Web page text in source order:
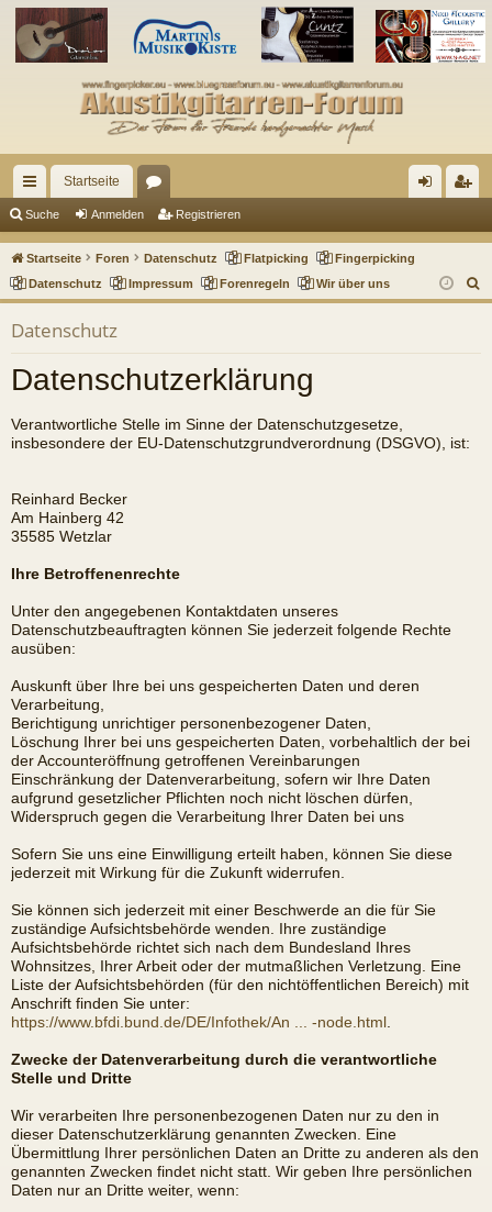
ch
ne
llz
Startseite
en m ist
rie
Suche Anmelden Registrieren
Startseite Foren Datenschutz Flatpicking
Fingerpicking
Datenschutz
Impressum Forenregeln Wir über uns
u
Datenschutz
Datenschutzerklärung
Verantwortliche Stelle im Sinne der Datenschutzgesetze,
insbesondere der EU-Datenschutzgrundverordnung (DSGVO), ist:
Reinhard Becker
Am Hainberg 42
35585 Wetzlar
Ihre Betroffenenrechte
Unter den angegebenen Kontaktdaten unseres
Datenschutzbeauftragten können Sie jederzeit folgende Rechte
ausüben:
Auskunft über Ihre bei uns gespeicherten Daten und deren
Verarbeitung,
Berichtigung unrichtiger personenbezogener Daten,
Löschung Ihrer bei uns gespeicherten Daten, vorbehaltlich der bei
der Accounteröffnung getroffenen Vereinbarungen
Einschränkung der Datenverarbeitung, sofern wir Ihre Daten
aufgrund gesetzlicher Pflichten noch nicht löschen dürfen,
Widerspruch gegen die Verarbeitung Ihrer Daten bei uns
Sofern Sie uns eine Einwilligung erteilt haben, können Sie diese
jederzeit mit Wirkung für die Zukunft widerrufen.
Sie können sich jederzeit mit einer Beschwerde an die für Sie
zuständige Aufsichtsbehörde wenden. Ihre zuständige
Aufsichtsbehörde richtet sich nach dem Bundesland Ihres
Wohnsitzes, Ihrer Arbeit oder der mutmaßlichen Verletzung. Eine
Liste der Aufsichtsbehörden (für den nichtöffentlichen Bereich) mit
Anschrift finden Sie unter:
https://www.bfdi.bund.de/DE/Infothek/An ... -node.html .
Zwecke der Datenverarbeitung durch die verantwortliche
Stelle und Dritte
Wir verarbeiten Ihre personenbezogenen Daten nur zu den in
dieser Datenschutzerklärung genannten Zwecken. Eine
Übermittlung Ihrer persönlichen Daten an Dritte zu anderen als den
genannten Zwecken findet nicht statt. Wir geben Ihre persönlichen
Daten nur an Dritte weiter, wenn: